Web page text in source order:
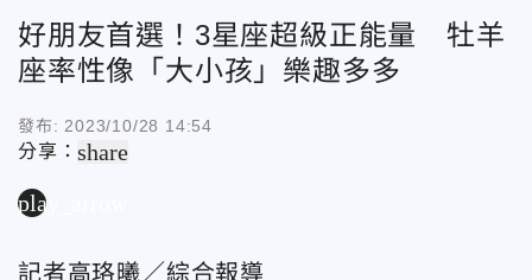
好朋友首選！3星座超級正能量 牡羊
座率性像「大小孩」樂趣多多
發布: 2023/10/28 14:54
分享：share
play_arrow
記者高珞曦／綜合報導